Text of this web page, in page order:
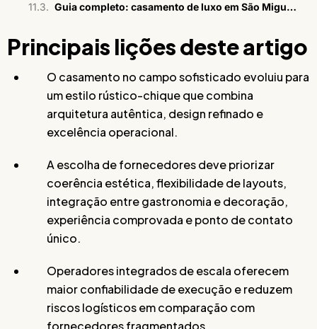
Guia completo: casamento de luxo em São Miguel dos Milagres
Principais lições deste artigo
O casamento no campo sofisticado evoluiu para
um estilo rústico-chique que combina
arquitetura autêntica, design refinado e
excelência operacional.
A escolha de fornecedores deve priorizar
coerência estética, flexibilidade de layouts,
integração entre gastronomia e decoração,
experiência comprovada e ponto de contato
único.
Operadores integrados de escala oferecem
maior confiabilidade de execução e reduzem
riscos logísticos em comparação com
fornecedores fragmentados.